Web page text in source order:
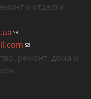
и отделка
отправки email)
отправки email)
ремонт, дома и